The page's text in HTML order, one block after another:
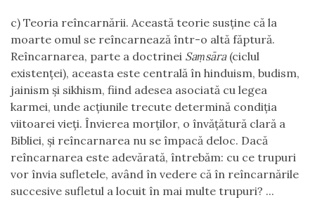
c) Teoria reîncarnării. Această teorie susține că la
moarte omul se reîncarnează într-o altă făptură.
Reîncarnarea, parte a doctrinei Saṃsāra(ciclul
existenței), aceasta este centrală în hinduism, budism,
jainism și sikhism, fiind adesea asociată cu legea
karmei, unde acțiunile trecute determină condiția
viitoarei vieți. Învierea morților, o învățătură clară a
Bibliei, și reîncarnarea nu se împacă deloc. Dacă
reîncarnarea este adevărată, întrebăm: cu ce trupuri
vor învia sufletele, având în vedere că în reîncarnările
succesive sufletul a locuit în mai multe trupuri? ...